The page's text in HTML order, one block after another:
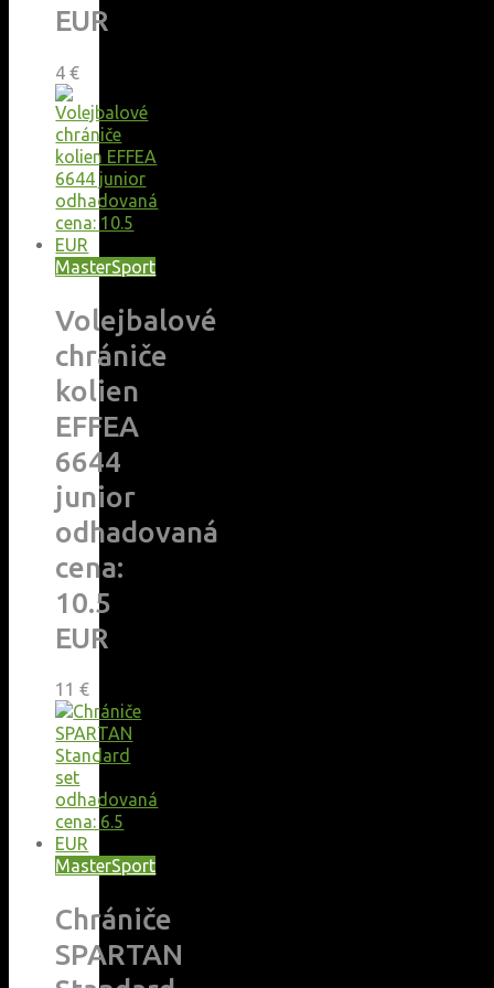
EUR
4€
MasterSport
Volejbalové
chrániče
kolien
EFFEA
6644
junior
odhadovaná
cena:
10.5
EUR
11€
MasterSport
Chrániče
SPARTAN